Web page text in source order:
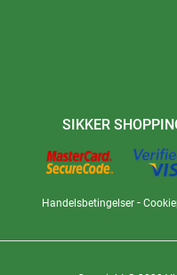
SIKKER
Handelsbetingelser-